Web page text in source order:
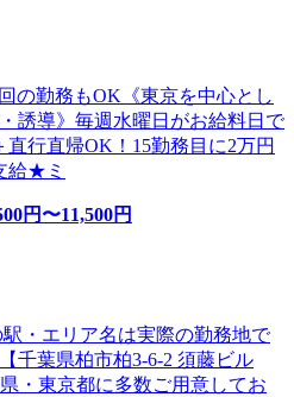
の勤務もOK《東京を中心とし
誘導》毎週水曜日がお給料日で
行直帰OK！15勤務目に2万円
給★ミ
円〜11,500円
・エリア名は実際の勤務地で
千葉県柏市柏3-6-2 須藤ビル
・東京都に多数ご用意してお